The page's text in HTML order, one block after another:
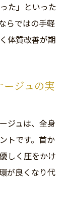
た」といった
らではの手軽
体質改善が期
ージュの実
ジュは、全身
トです。首か
しく圧をかけ
が良くなり代